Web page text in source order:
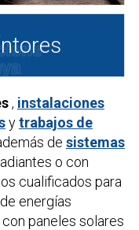
, instalaciones
ytrabajos de
de sistemas
o con
cualificados para
energías
paneles solares